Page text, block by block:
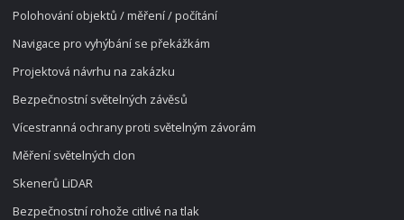
Polohování objektů / měření / počítání
Navigace pro vyhýbání se překážkám
Projektová návrhu na zakázku
Bezpečnostní světelných závěsů
Vícestranná ochrany proti světelným závorám
Měření světelných clon
Skenerů LiDAR
Bezpečnostní rohože citlivé na tlak